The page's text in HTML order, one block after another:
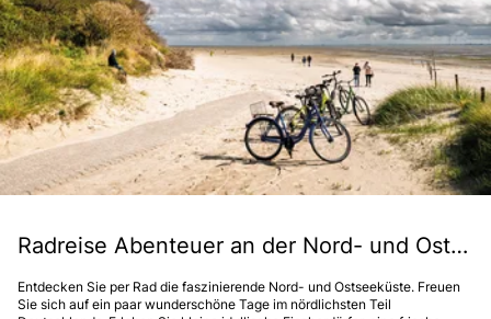
Radreise Abenteuer an der Nord- und Ostsee
Entdecken Sie per Rad die faszinierende Nord- und Ostseeküste. Freuen
Sie sich auf ein paar wunderschöne Tage im nördlichsten Teil